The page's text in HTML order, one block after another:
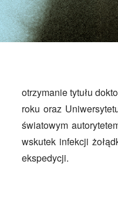
ekspedycji.